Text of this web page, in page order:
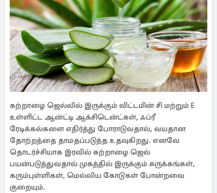
கற்றாழை ஜெல்லில் இருக்கும் விட்டமின் சி மற்றும் E
உள்ளிட்ட ஆன்ட்டி ஆக்சிடென்ட்கள், ஃப்ரீ
ரேடிக்கல்களை எதிர்த்து போராடுவதால், வயதான
தோற்றத்தை தாமதப்படுத்த உதவுகிறது. எனவே
தொடர்ச்சியாக இரவில் கற்றாழை ஜெல்
பயன்படுத்துவதால் முகத்தில் இருக்கும் சுருக்கங்கள்,
கரும்புள்ளிகள், மெல்லிய கோடுகள் போன்றவை
குறையும்.